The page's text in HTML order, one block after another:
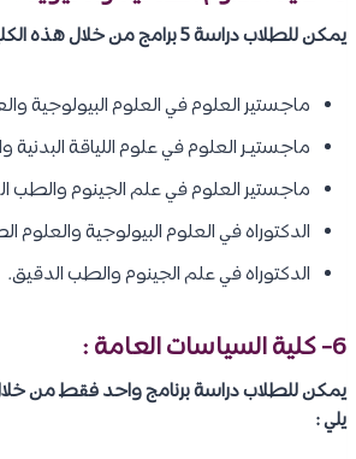
يمكن للطلاب دراسة 5 برامج من خلال هذه الكلية، وهم كما يلي :
ماجستير العلوم في العلوم البيولوجية
ماجستيـر العلوم في علوم اللياقة
ماجستير العلوم في علم الجينوم والطب
الدكتوراه في العلوم البيولوجية والعلوم
الدكتوراه في علم الجينوم والطب الدقيق.
6- كلية السياسات العامة :
يمكن للطلاب دراسة برنامج واحد فقط من
يلي :